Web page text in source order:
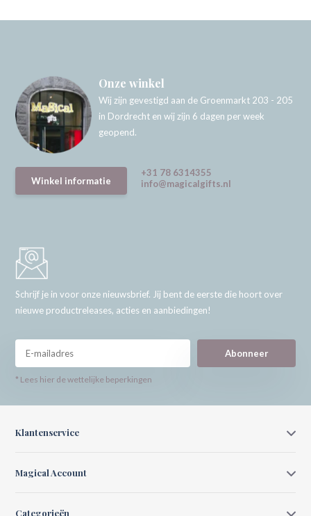
Onze winkel
Wij zijn gevestigd aan de Groenmarkt 203 - 205
in Dordrecht en wij zijn 6 dagen per week
geopend.
Winkel informatie
+31 78 6314355
info@magicalgifts.nl
Schrijf je in voor onze nieuwsbrief. Jij bent de eerste die hoort over
nieuwe productreleases, acties en aanbiedingen!
Abonneer
* Lees hier de wettelijke beperkingen
Klantenservice
Magical Account
Categorieën